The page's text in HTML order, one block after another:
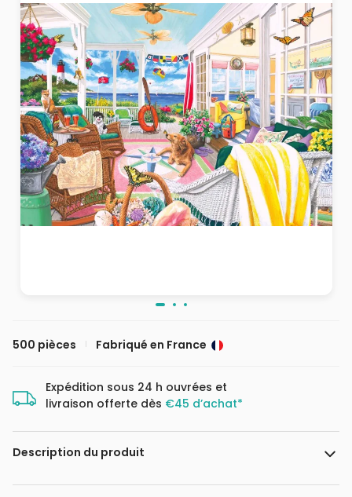
500 pièces Fabriqué en France
Expédition sous 24 h ouvrées et
livraison offerte dès €45 d’achat*
Description du produit
Joelle McIntyre, Licensed by Blue Sky Art & Design